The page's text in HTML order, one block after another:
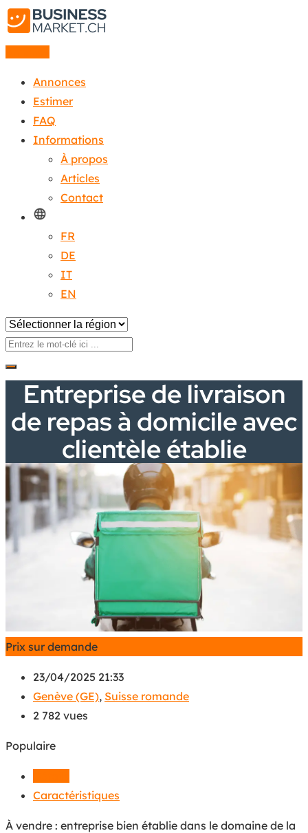
Annonces
Estimer
FAQ
Informations
À propos
Articles
Contact
FR
DE
IT
EN
Entreprise de livraison
de repas à domicile avec
clientèle établie
Prix sur demande
23/04/2025 21:33
Genève (GE), Suisse romande
2 782 vues
Populaire
Caractéristiques
À vendre : entreprise bien établie dans le domaine de la